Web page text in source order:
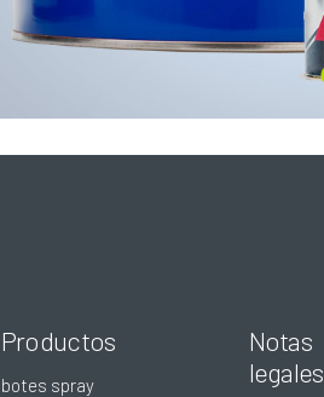
Productos
botes spray
Notas
legales